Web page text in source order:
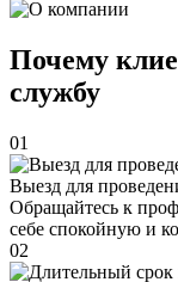
Почему
службу
01
Выезд для
Обращайтесь к
себе спокойную и
02